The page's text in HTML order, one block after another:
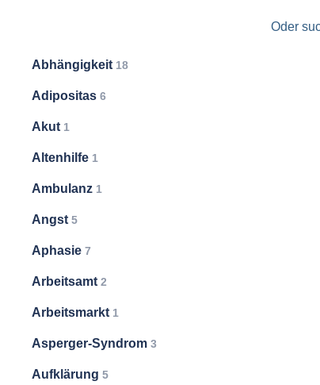
Oder
Abhängigkeit 18
Adipositas 6
Akut 1
Altenhilfe 1
Ambulanz 1
Angst 5
Aphasie 7
Arbeitsamt 2
Arbeitsmarkt 1
Asperger-Syndrom 3
Aufklärung 5